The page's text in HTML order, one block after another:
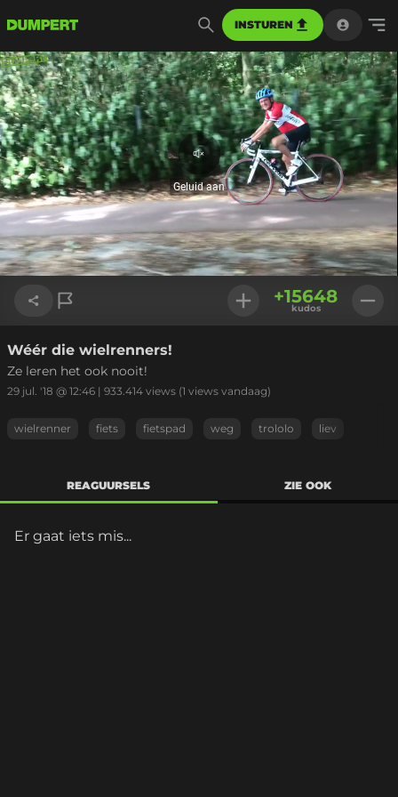
INSTUREN
Geluid
aan
Geluid aan
Geladen:
76.28%
Link kopiëren
+15648
kudos
Wéér die wielrenners!
Ze leren het ook nooit!
29 jul. '18 @ 12:46 | 933.414 views (1 views vandaag)
wielrenner fiets fietspad weg trololo liev
REAGUURSELS ZIE OOK
Er gaat iets mis...